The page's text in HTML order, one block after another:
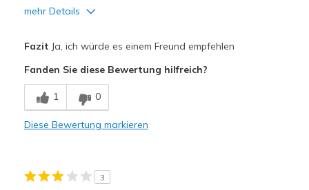
mehr Details
Breathe Well
Stylish
Fazit Ja, ich würde es einem Freund empfehlen
Fanden Sie diese Bewertung hilfreich?
1 0
Diese Bewertung markieren
3